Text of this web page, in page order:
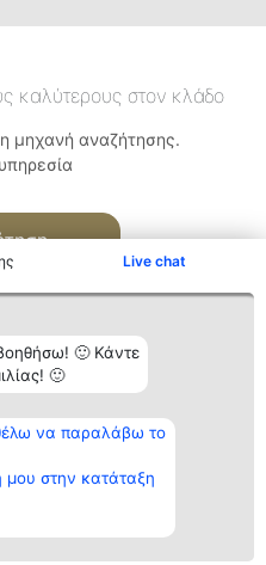
Live chat
🙂 Κάντε
🙂
να παραλάβω το
μου στην κατάταξη
καλύτερους στον κλάδο
μηχανή αναζήτησης.
Επικοινωνία
Επικοινωνία